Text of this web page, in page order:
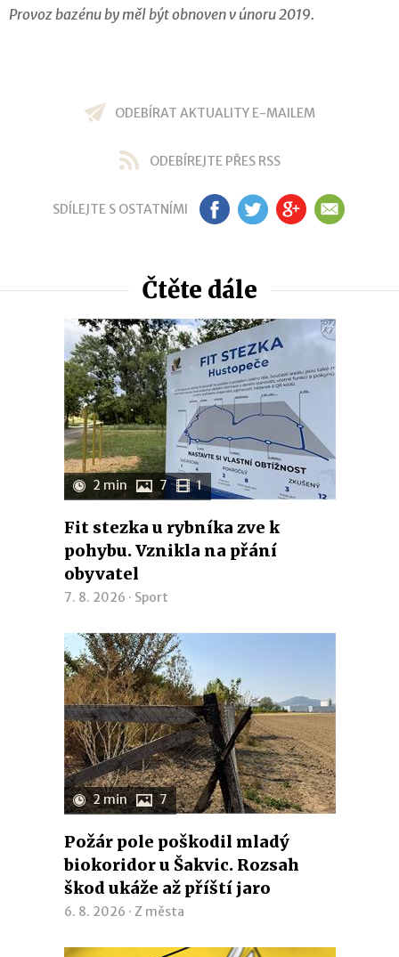
Provoz bazénu by měl být obnoven v únoru 2019.
ODEBÍRAT AKTUALITY E-MAILEM
ODEBÍREJTE PŘES RSS
SDÍLEJTE S OSTATNÍMI FB TW GP EM
Čtěte dále
2 min 7 1
Fit stezka u rybníka zve k
pohybu. Vznikla na přání
obyvatel
7. 8. 2026 · Sport
2 min 7
Požár pole poškodil mladý
biokoridor u Šakvic. Rozsah
škod ukáže až příští jaro
6. 8. 2026 · Z města